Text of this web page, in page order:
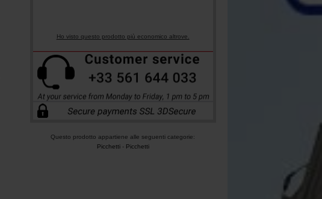
Ho visto questo prodotto più economico altrove.
Questo prodotto appartiene alle seguenti categorie:
Picchetti- Picchetti